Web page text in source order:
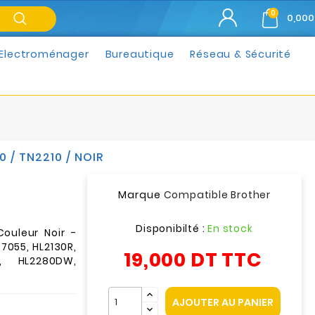
0
Bureautique Réseau & Sécurité
/ TN2210 / NOIR
Noir -
HL2130R,
HL2280DW,
Marque Compatible Brother
Disponibilté :En stock
19,000 DT TTC
AJOUTER AU PANIER